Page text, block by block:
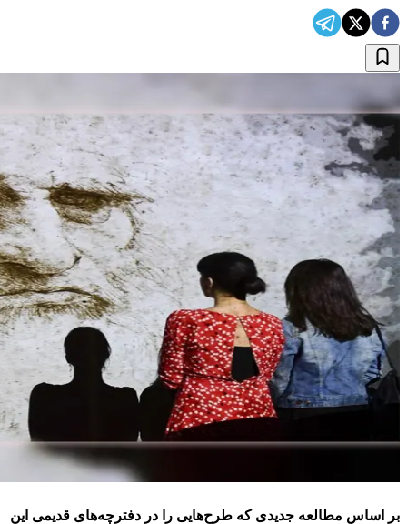
بر اساس مطالعه جدیدی که طرح‌هایی را در دفترچه‌های قدیمی این